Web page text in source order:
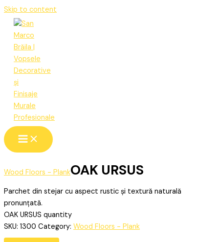
Skip to content
Wood Floors - PlankOAK URSUS
Parchet din stejar cu aspect rustic și textură naturală
pronunțată.
OAK URSUS quantity
SKU: 1300 Category: Wood Floors - Plank